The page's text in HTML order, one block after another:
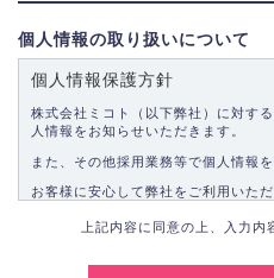
個人情報の取り扱いについて
個人情報保護方針
株式会社ミコト（以下弊社）に対す
人情報をお知らせいただきます。
また、その他採用業務等で個人情報
お客様に安心して弊社をご利用いた
上記内容に同意の上、入力内